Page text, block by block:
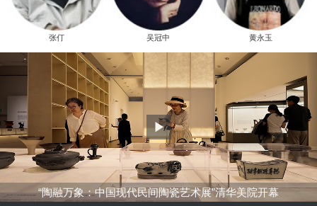
张仃 吴冠中 黄永玉
“陶融万象：中国现代民间陶瓷艺术展”清华美院开幕